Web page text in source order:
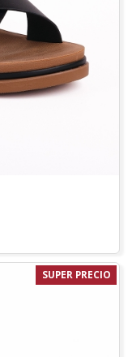
SUPER PRECIO